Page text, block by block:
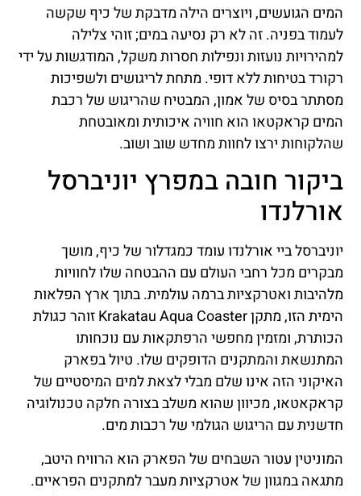
המים הגועשים, ויוצרים הילה מדבקת של כיף שקשה
לעמוד בפניה. זה לא רק נסיעה במים; זוהי צלילה
למהירויות נועזות ונפילות חסרות משקל, המודגשות על ידי
רקורד בטיחות ללא דופי. מתחת לריגושים ולשפיכות
מסתתר בסיס של אמון, המבטיח שהריגוש של רכבת
המים קראקטאו הוא חוויה איכותית ומאובטחת
שהלקוחות ירצו לחוות מחדש שוב ושוב.
ביקור חובה במפרץ יוניברסל
אורלנדו
יוניברסל ביי אורלנדו עומד כמגדלור של כיף, מושך
מבקרים מכל רחבי העולם עם ההבטחה שלו לחוויות
מלהיבות ואטרקציות ברמה עולמית. בתוך ארץ הפלאות
הימית הזו, מתקן Krakatau Aqua Coaster זוהר כגולת
הכותרת, ומזמין מחפשי הרפתקאות עם נוכחותו
המתנשאת והמתקנים הדופקים שלו. טיול בפארק
האיקוני הזה אינו שלם מבלי לצאת למים המיסטיים של
קראקאטאו, מכיוון שהוא משלב בצורה חלקה טכנולוגיה
חדשנית עם הריגוש הגולמי של רכבות מים.
המוניטין עטור השבחים של הפארק הוא הרוויח היטב,
מתגאה במגוון של אטרקציות מעבר למתקנים הפראיים.